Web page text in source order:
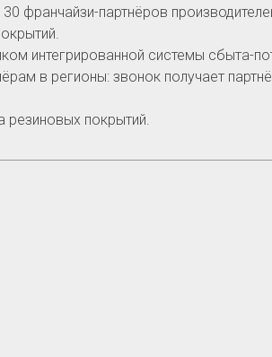
франчайзи-партнёров
интегрированной системы сбыта-
в регионы: звонок получает
резиновых покрытий.